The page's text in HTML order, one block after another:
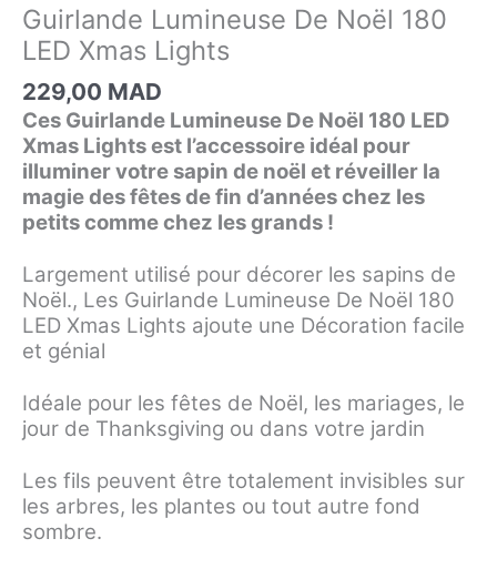
Guirlande Lumineuse De Noël 180
LED Xmas Lights
229,00 MAD
Ces Guirlande Lumineuse De Noël 180 LED
Xmas Lights est l’accessoire idéal pour
illuminer votre sapin de noël et réveiller la
magie des fêtes de fin d’années chez les
petits comme chez les grands !
Largement utilisé pour décorer les sapins de
Noël., Les Guirlande Lumineuse De Noël 180
LED Xmas Lights ajoute une Décoration facile
et génial
Idéale pour les fêtes de Noël, les mariages, le
jour de Thanksgiving ou dans votre jardin
Les fils peuvent être totalement invisibles sur
les arbres, les plantes ou tout autre fond
sombre.